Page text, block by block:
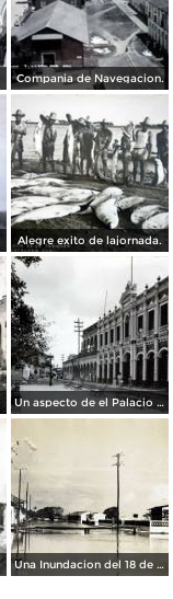
Compania de Navegacion.
Alegre exito de lajornada.
Un aspecto de el Palacio Municipal.
Una Inundacion del 18 de Octubre de 1950